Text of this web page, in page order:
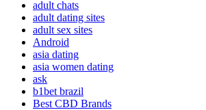
adult chats
adult dating sites
adult sex sites
Android
asia dating
asia women dating
ask
b1bet brazil
Best CBD Brands